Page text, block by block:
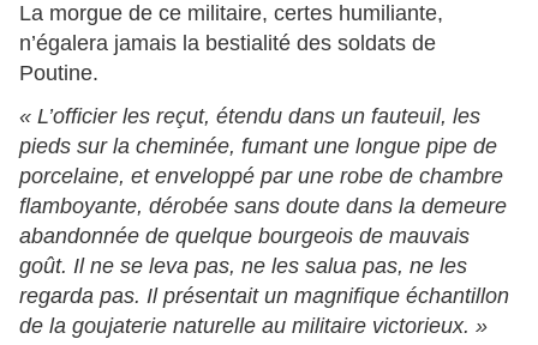
La morgue de ce militaire, certes humiliante,
n’égalera jamais la bestialité des soldats de
Poutine.
« L’officier les reçut, étendu dans un fauteuil, les
pieds sur la cheminée, fumant une longue pipe de
porcelaine, et enveloppé par une robe de chambre
flamboyante, dérobée sans doute dans la demeure
abandonnée de quelque bourgeois de mauvais
goût. Il ne se leva pas, ne les salua pas, ne les
regarda pas. Il présentait un magnifique échantillon
de la goujaterie naturelle au militaire victorieux. »